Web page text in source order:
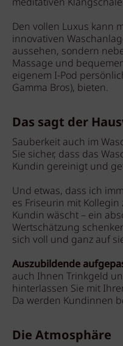
Den vollen Luxus kann
innovativen
aussehen, sondern
Massage und
eigenem I-Pod
Gamma Bros), bieten.
Das sagt der
Sauberkeit auch im
Sie sicher, dass das
Kundin gereinigt und
Und etwas, dass ich
es Friseurin mit
Kundin wäscht – ein
Wertschätzung
sich voll und ganz auf
Auszubildende
auch Ihnen Trinkgeld
hinterlassen Sie mit
Da werden Kundinnen
Die Atmosphäre